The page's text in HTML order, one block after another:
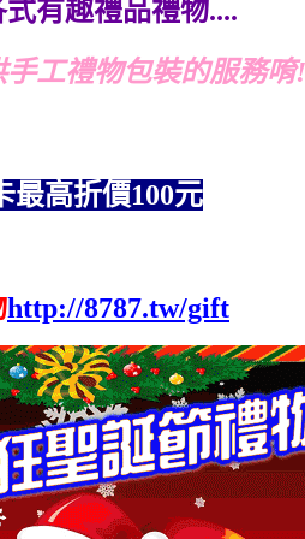
式有趣禮品禮物....
工禮物包裝的服務唷!
最高折價100元
http://8787.tw/gift